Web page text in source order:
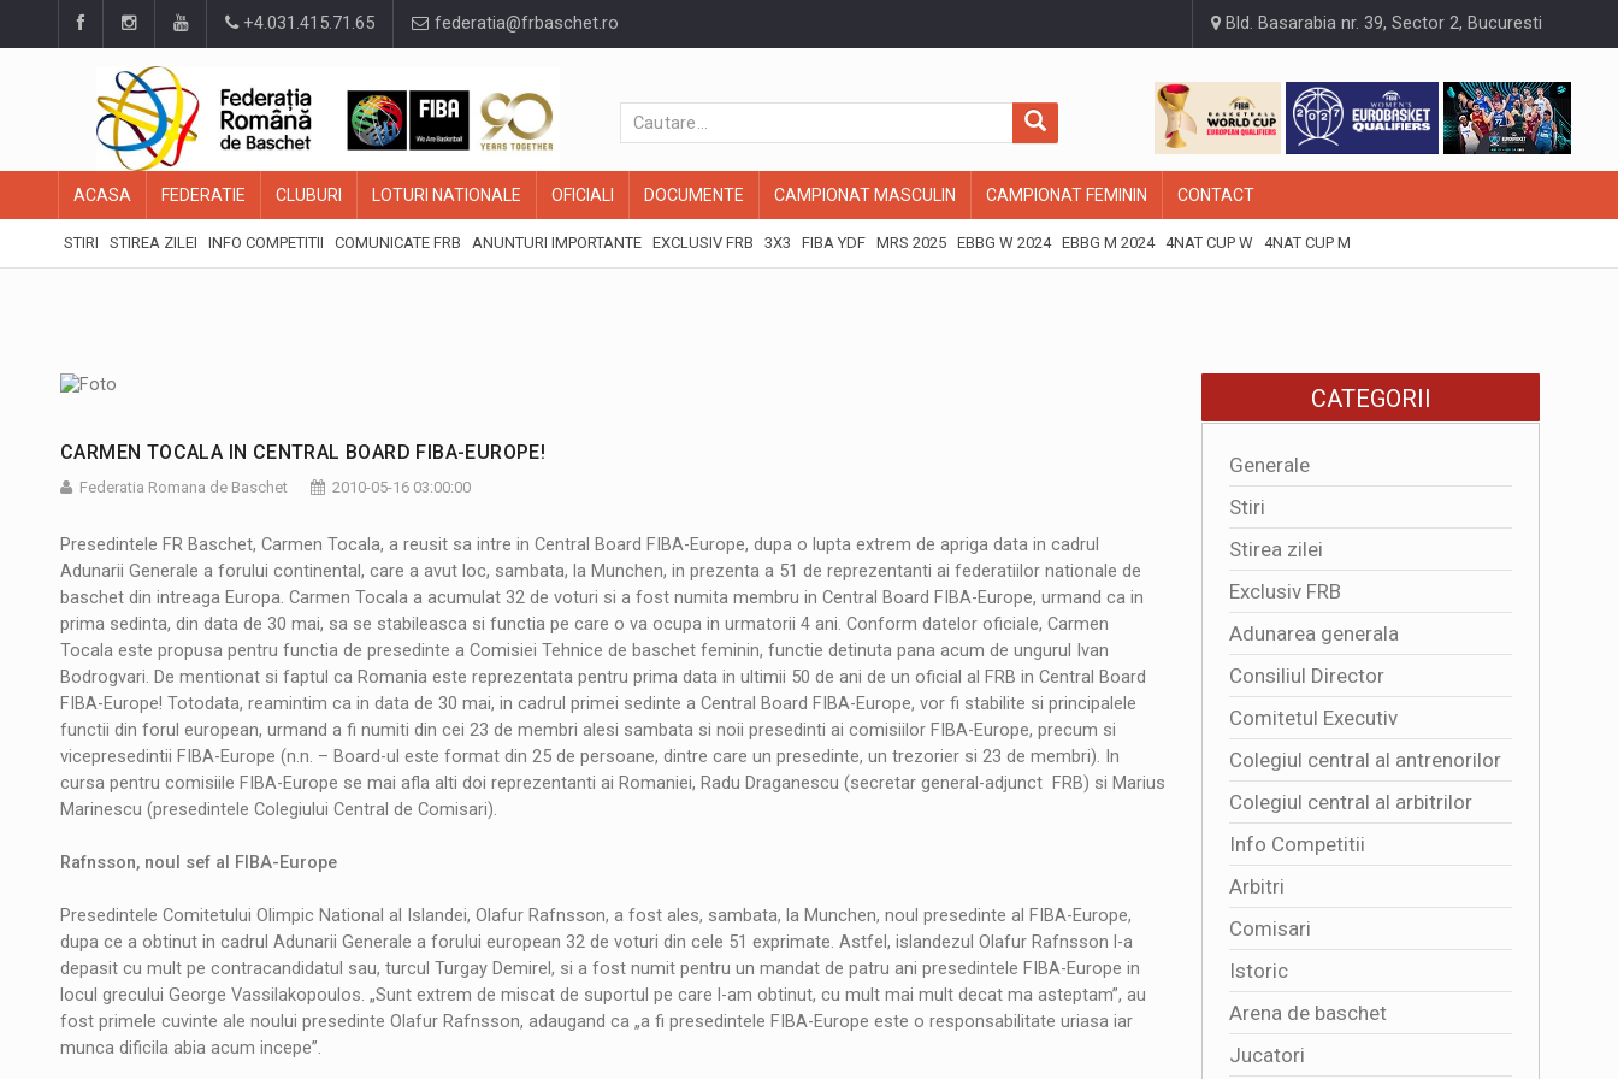
+4.031.415.71.65 federatia@frbaschet.ro Bld. Basarabia nr. 39, Sector 2, Bucuresti
ACASA FEDERATIE CLUBURI LOTURI NATIONALE OFICIALI DOCUMENTE CAMPIONAT MASCULIN CAMPIONAT FEMININ CONTACT
STIRI STIREA ZILEI INFO COMPETITII COMUNICATE FRB ANUNTURI IMPORTANTE EXCLUSIV FRB 3X3 FIBA YDF MRS 2025 EBBG W 2024 EBBG M 2024 4NAT CUP W 4NAT CUP M
CARMEN TOCALA IN CENTRAL BOARD FIBA-EUROPE!
Federatia Romana de Baschet 2010-05-16 03:00:00
Presedintele FR Baschet, Carmen Tocala, a reusit sa intre in Central Board FIBA-Europe, dupa o lupta extrem de apriga data in cadrul
Adunarii Generale a forului continental, care a avut loc, sambata, la Munchen, in prezenta a 51 de reprezentanti ai federatiilor nationale de
baschet din intreaga Europa. Carmen Tocala a acumulat 32 de voturi si a fost numita membru in Central Board FIBA-Europe, urmand ca in
prima sedinta, din data de 30 mai, sa se stabileasca si functia pe care o va ocupa in urmatorii 4 ani. Conform datelor oficiale, Carmen
Tocala este propusa pentru functia de presedinte a Comisiei Tehnice de baschet feminin, functie detinuta pana acum de ungurul Ivan
Bodrogvari. De mentionat si faptul ca Romania este reprezentata pentru prima data in ultimii 50 de ani de un oficial al FRB in Central Board
FIBA-Europe! Totodata, reamintim ca in data de 30 mai, in cadrul primei sedinte a Central Board FIBA-Europe, vor fi stabilite si principalele
functii din forul european, urmand a fi numiti din cei 23 de membri alesi sambata si noii presedinti ai comisiilor FIBA-Europe, precum si
vicepresedintii FIBA-Europe (n.n. – Board-ul este format din 25 de persoane, dintre care un presedinte, un trezorier si 23 de membri). In
cursa pentru comisiile FIBA-Europe se mai afla alti doi reprezentanti ai Romaniei, Radu Draganescu (secretar general-adjunct FRB) si Marius
Marinescu (presedintele Colegiului Central de Comisari).
Rafnsson, noul sef al FIBA-Europe
Presedintele Comitetului Olimpic National al Islandei, Olafur Rafnsson, a fost ales, sambata, la Munchen, noul presedinte al FIBA-Europe,
dupa ce a obtinut in cadrul Adunarii Generale a forului european 32 de voturi din cele 51 exprimate. Astfel, islandezul Olafur Rafnsson l-a
depasit cu mult pe contracandidatul sau, turcul Turgay Demirel, si a fost numit pentru un mandat de patru ani presedintele FIBA-Europe in
locul grecului George Vassilakopoulos. „Sunt extrem de miscat de suportul pe care l-am obtinut, cu mult mai mult decat ma asteptam”, au
fost primele cuvinte ale noului presedinte Olafur Rafnsson, adaugand ca „a fi presedintele FIBA-Europe este o responsabilitate uriasa iar
munca dificila abia acum incepe”.
CATEGORII
Generale
Stiri
Stirea zilei
Exclusiv FRB
Adunarea generala
Consiliul Director
Comitetul Executiv
Colegiul central al antrenorilor
Colegiul central al arbitrilor
Info Competitii
Arbitri
Comisari
Istoric
Arena de baschet
Jucatori